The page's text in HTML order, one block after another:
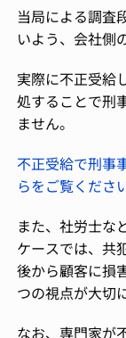
当局による調査
いよう、会社側
実際に不正受給
処することで刑
ません。
不正受給で刑事
らをご覧くださ
また、社労士な
ケースでは、共
後から顧客に損
つの視点が大切
なお、専門家が